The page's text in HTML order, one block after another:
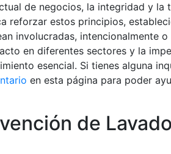
de negocios, la integridad y la
reforzar estos principios,
involucradas, intencionalmente
en diferentes sectores y la
esencial. Si tienes alguna
en esta página para poder
de